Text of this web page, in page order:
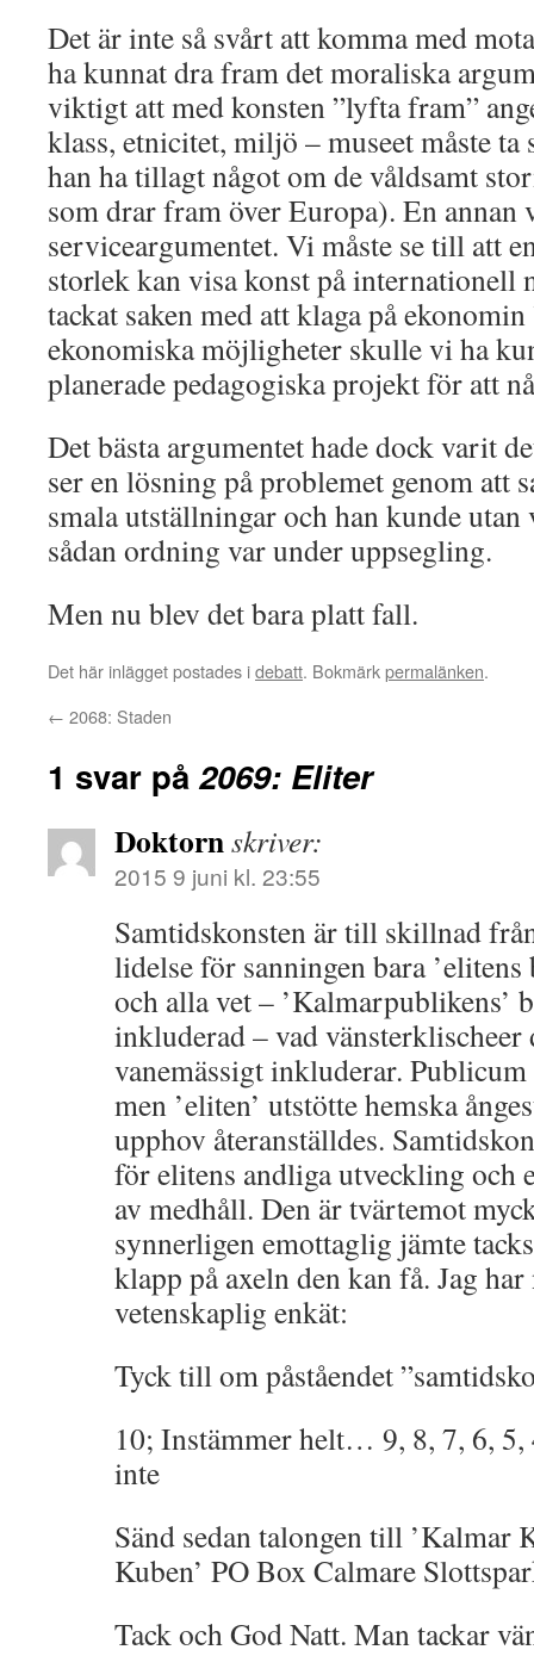
Det är inte så svårt att komma med
ha kunnat dra fram det moraliska
viktigt att med konsten ”lyfta fram”
klass, etnicitet, miljö – museet måste ta
han ha tillagt något om de våldsamt
som drar fram över Europa). En
serviceargumentet. Vi måste se till att
storlek kan visa konst på internationell
tackat saken med att klaga på
ekonomiska möjligheter skulle vi ha
planerade pedagogiska projekt för att
Det bästa argumentet hade dock varit
ser en lösning på problemet genom att
smala utställningar och han kunde utan
sådan ordning var under uppsegling.
Men nu blev det bara platt fall.
Det här inlägget postades idebatt. Bokmärkpermalänken.
← 2068: Staden
1 svar på2069: Eliter
Doktornskriver:
2015 9 juni kl. 23:55
Samtidskonsten är till skillnad
lidelse för sanningen bara ’elitens
och alla vet – ’Kalmarpublikens’
inkluderad – vad vänsterklischeer
vanemässigt inkluderar.
men ’eliten’ utstötte hemska
upphov återanställdes.
för elitens andliga utveckling och
av medhåll. Den är tvärtemot
synnerligen emottaglig jämte
klapp på axeln den kan få. Jag
vetenskaplig enkät:
Tyck till om påståendet
10; Instämmer helt… 9, 8, 7, 6, 5,
inte
Sänd sedan talongen till ’Kalmar
Kuben’ PO Box Calmare
Tack och God Natt. Man tackar